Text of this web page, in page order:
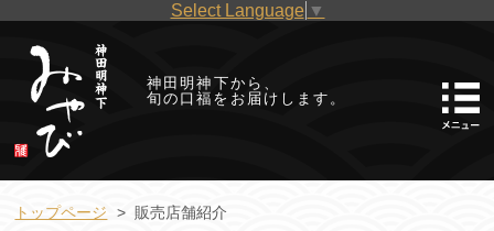
Select Language ▼
神田明神下から、
旬の口福をお届けします。
トップページ 販売店舗紹介